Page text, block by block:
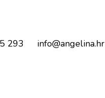
293 info@angelina.hr